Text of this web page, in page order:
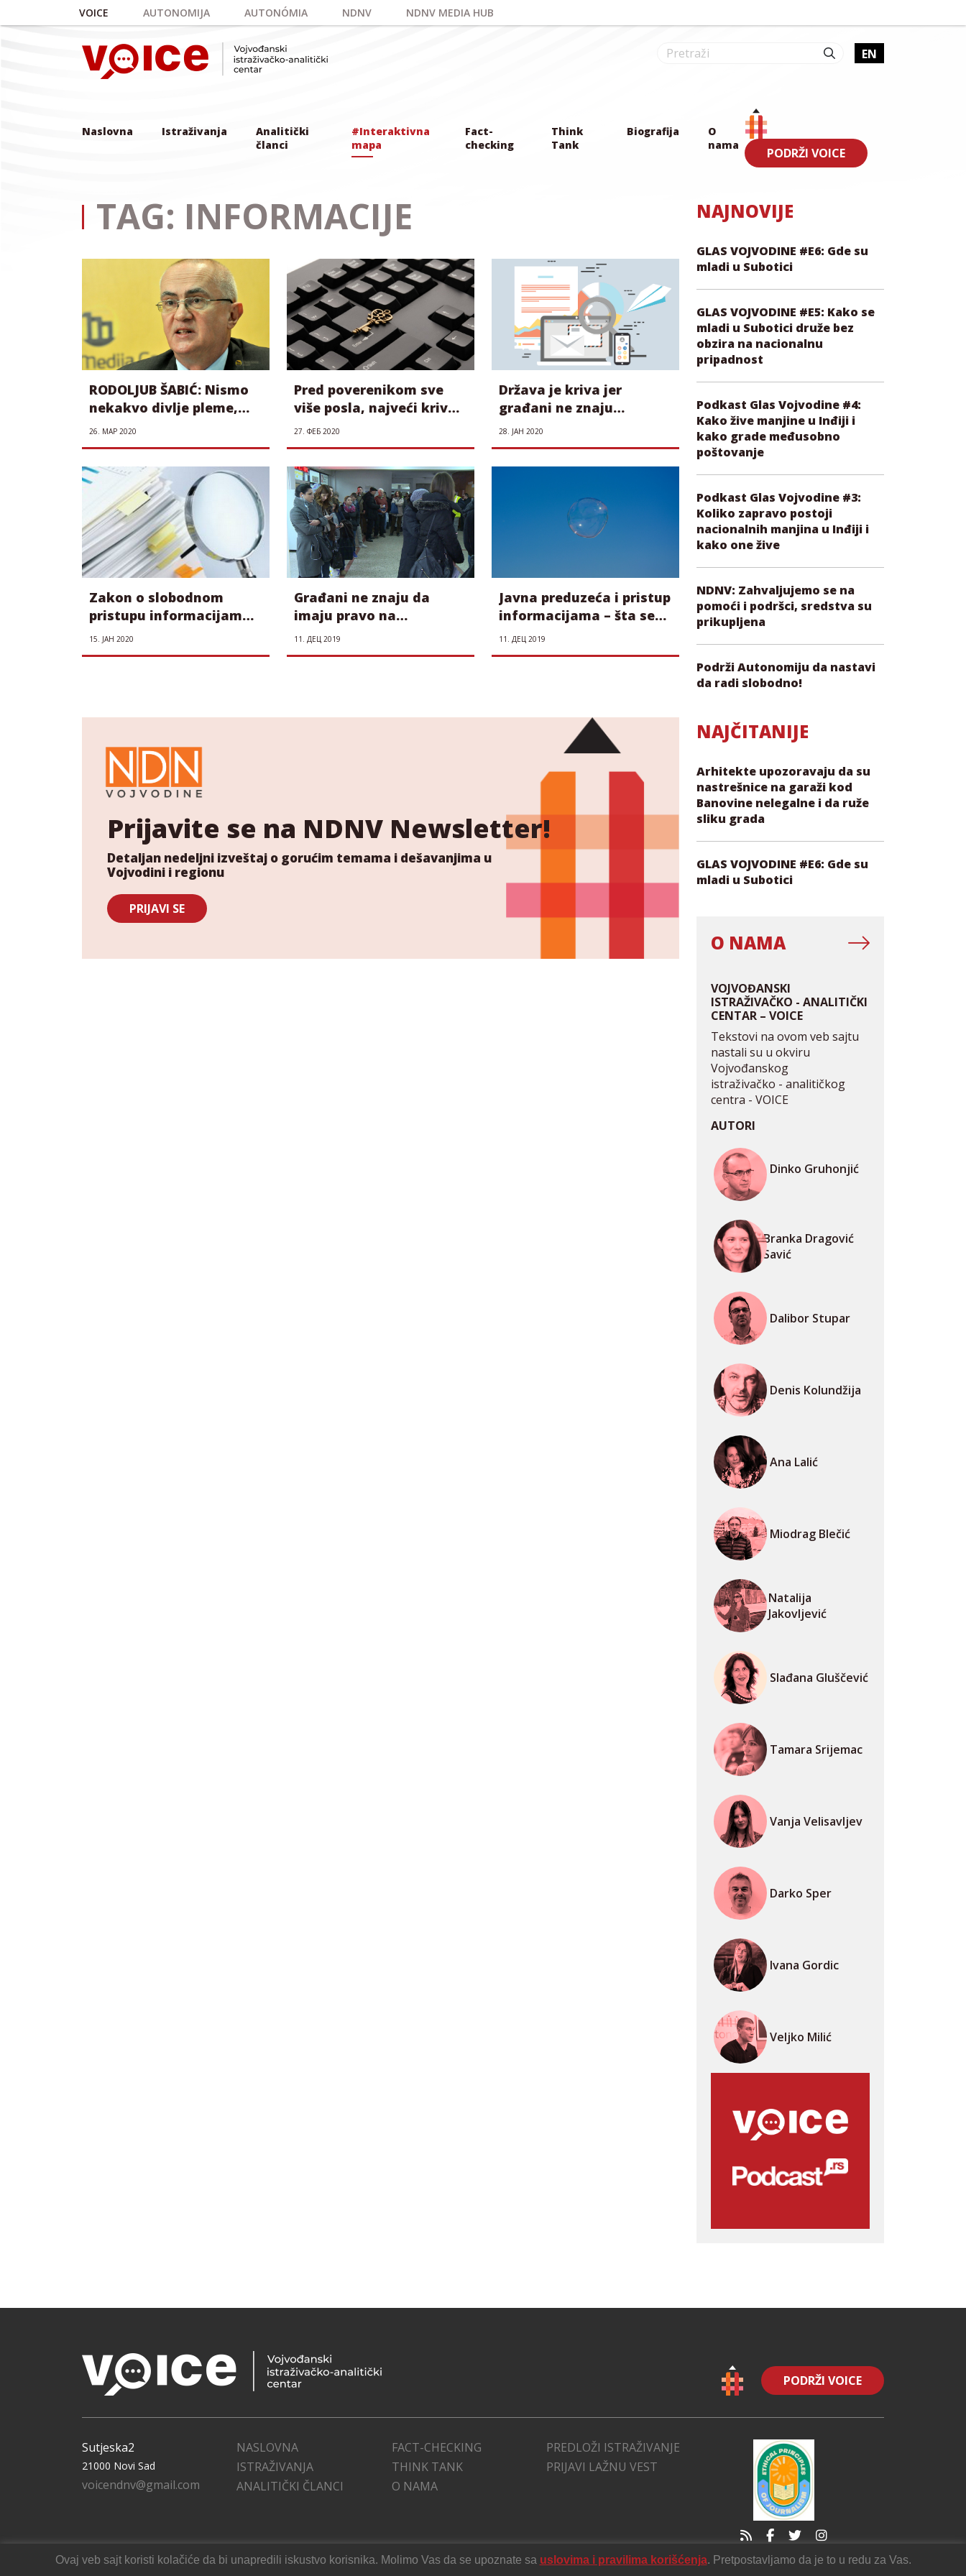
Skip to main content
VOICE AUTONOMIJA AUTONÓMIA NDNV NDNV MEDIA HUB
EN
Naslovna Istraživanja
Analitički
članci
#Interaktivna
mapa
Fact-
checking
Think
Tank
Biografija
O
nama
PODRŽI VOICE
TAG: INFORMACIJE
RODOLJUB ŠABIĆ: Nismo
nekakvo divlje pleme,
već valjda evropski
narod, zakoni moraju da
26. МАР 2020
Pred poverenikom sve
više posla, najveći krivac
– Vlada Srbije
27. ФЕБ 2020
Država je kriva jer
građani ne znaju
dovoljno o slobodnom
pristupu informacijama
28. ЈАН 2020
Zakon o slobodnom
pristupu informacijama
je donekle unapredio
istraživačko novinarstvo
15. ЈАН 2020
Građani ne znaju da
imaju pravo na
informacije, a institucije
im još i odmažu u tome
11. ДЕЦ 2019
Javna preduzeća i pristup
informacijama – šta se
najčešće krije
11. ДЕЦ 2019
Prijavite se na NDNV Newsletter!
Detaljan nedeljni izveštaj o gorućim temama i dešavanjima u
Vojvodini i regionu
PRIJAVI SE
NAJNOVIJE
GLAS VOJVODINE #E6: Gde su
mladi u Subotici
GLAS VOJVODINE #E5: Kako se
mladi u Subotici druže bez
obzira na nacionalnu
pripadnost
Podkast Glas Vojvodine #4:
Kako žive manjine u Inđiji i
kako grade međusobno
poštovanje
Podkast Glas Vojvodine #3:
Koliko zapravo postoji
nacionalnih manjina u Inđiji i
kako one žive
NDNV: Zahvaljujemo se na
pomoći i podršci, sredstva su
prikupljena
Podrži Autonomiju da nastavi
da radi slobodno!
NAJČITANIJE
Arhitekte upozoravaju da su
nastrešnice na garaži kod
Banovine nelegalne i da ruže
sliku grada
GLAS VOJVODINE #E6: Gde su
mladi u Subotici
O NAMA
VOJVOĐANSKI
ISTRAŽIVAČKO - ANALITIČKI
CENTAR – VOICE
Tekstovi na ovom veb sajtu
nastali su u okviru
Vojvođanskog
istraživačko - analitičkog
centra - VOICE
AUTORI
Dinko Gruhonjić
Branka Dragović
Savić
Dalibor Stupar
Denis Kolundžija
Ana Lalić
Miodrag Blečić
Natalija
Jakovljević
Slađana Gluščević
Tamara Srijemac
Vanja Velisavljev
Darko Sper
Ivana Gordic
Veljko Milić
PODRŽI VOICE
Sutjeska2
21000 Novi Sad
voicendnv@gmail.com
NASLOVNA
ISTRAŽIVANJA
ANALITIČKI ČLANCI
FACT-CHECKING
THINK TANK
O NAMA
PREDLOŽI ISTRAŽIVANJE
PRIJAVI LAŽNU VEST
Ovaj veb sajt koristi kolačiće da bi unapredili iskustvo korisnika. Molimo Vas da se upoznate sa uslovima i pravilima korišćenja. Pretpostavljamo da je to u redu za Vas.